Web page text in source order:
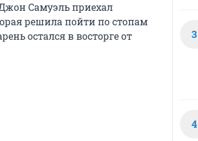
Самуэль приехал
решила пойти по стопам
остался в восторге от
3
4